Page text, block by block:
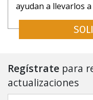
ayudan a llevarlos a
Regístrate para
actualizaciones